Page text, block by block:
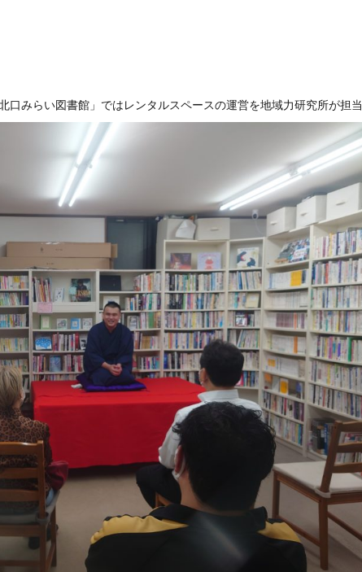
口みらい図書館」ではレンタルスペースの運営を地域力研究所が担当